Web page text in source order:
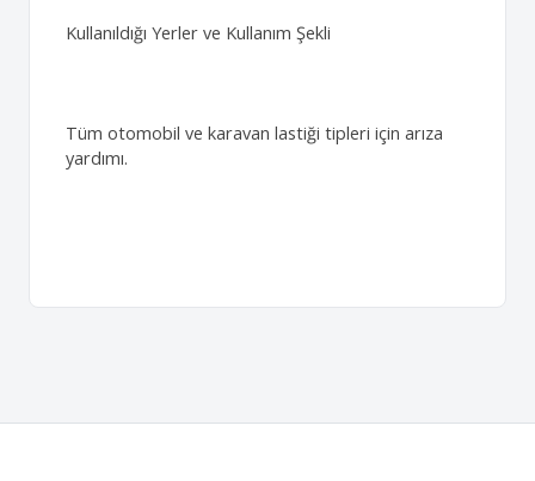
Kullanıldığı Yerler ve Kullanım Şekli
Tüm otomobil ve karavan lastiği tipleri için arıza
yardımı.